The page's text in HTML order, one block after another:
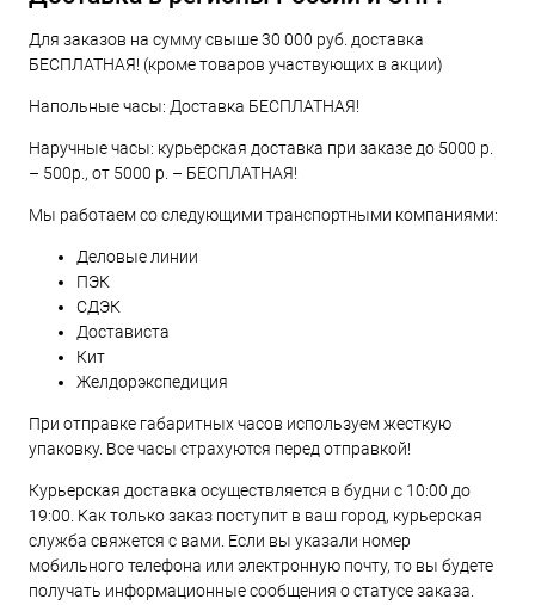
Для заказов на сумму свыше 30 000 руб. доставка
БЕСПЛАТНАЯ! (кроме товаров участвующих в акции)
Напольные часы: Доставка БЕСПЛАТНАЯ!
Наручные часы: курьерская доставка при заказе до 5000 р.
– 500р., от 5000 р. – БЕСПЛАТНАЯ!
Мы работаем со следующими транспортными компаниями:
Деловые линии
ПЭК
СДЭК
Достависта
Кит
Желдорэкспедиция
При отправке габаритных часов используем жесткую
упаковку. Все часы страхуются перед отправкой!
Курьерская доставка осуществляется в будни с 10:00 до
19:00. Как только заказ поступит в ваш город, курьерская
служба свяжется с вами. Если вы указали номер
мобильного телефона или электронную почту, то вы будете
получать информационные сообщения о статусе заказа.